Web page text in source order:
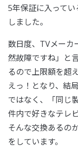
5年保証に入って
しました。
数日度、TVメーカ
然故障ですね」と
るので上限額を超
えっ！となり、結
ではなく、「同じ
件内で好きなテレ
そんな交換あるの
をしています。